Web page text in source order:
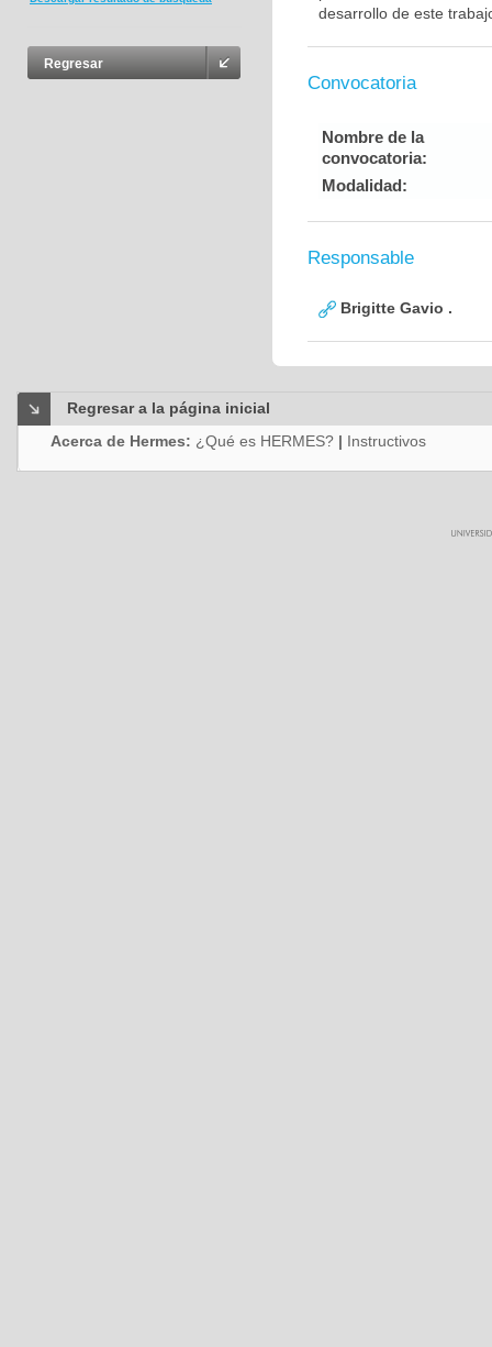
Regresar
desarrollo de este
Convocatoria
Nombre de la
convocatoria:
Modalidad:
Responsable
Brigitte Gavio .
Regresar a la página inicial
Acerca de Hermes: ¿Qué es HERMES? | Instructivos